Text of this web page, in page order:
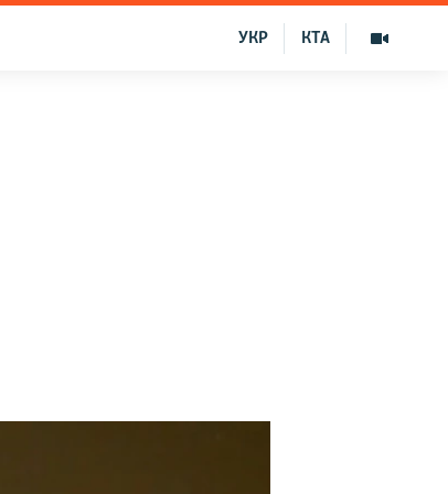
КТА
УКР